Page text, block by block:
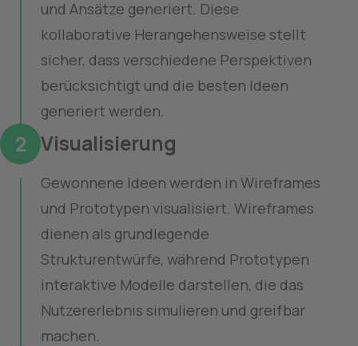
und Ansätze generiert. Diese
kollaborative Herangehensweise stellt
sicher, dass verschiedene Perspektiven
berücksichtigt und die besten Ideen
generiert werden.
2 Visualisierung
Gewonnene Ideen werden in Wireframes
und Prototypen visualisiert. Wireframes
dienen als grundlegende
Strukturentwürfe, während Prototypen
interaktive Modelle darstellen, die das
Nutzererlebnis simulieren und greifbar
machen.